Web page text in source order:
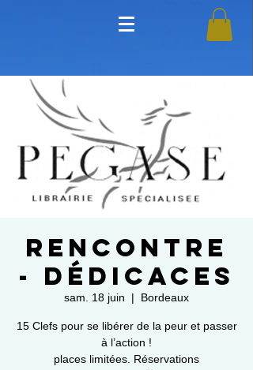
Rencontre
- Dédicaces
sam. 18 juin
  |
Bordeaux
15 Clefs pour se libérer de la peur et passer
à l’action !
places limitées. Réservations